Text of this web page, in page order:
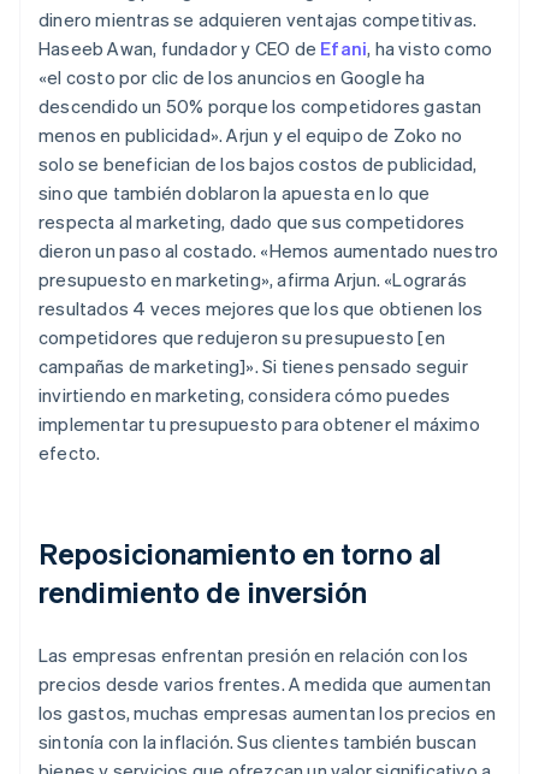
dinero mientras se adquieren ventajas competitivas.
Haseeb Awan, fundador y CEO de Efani, ha visto como
«el costo por clic de los anuncios en Google ha
descendido un 50% porque los competidores gastan
menos en publicidad». Arjun y el equipo de Zoko no
solo se benefician de los bajos costos de publicidad,
sino que también doblaron la apuesta en lo que
respecta al marketing, dado que sus competidores
dieron un paso al costado. «Hemos aumentado nuestro
presupuesto en marketing», afirma Arjun. «Lograrás
resultados 4 veces mejores que los que obtienen los
competidores que redujeron su presupuesto [en
campañas de marketing]». Si tienes pensado seguir
invirtiendo en marketing, considera cómo puedes
implementar tu presupuesto para obtener el máximo
efecto.
Reposicionamiento en torno al
rendimiento de inversión
Las empresas enfrentan presión en relación con los
precios desde varios frentes. A medida que aumentan
los gastos, muchas empresas aumentan los precios en
sintonía con la inflación. Sus clientes también buscan